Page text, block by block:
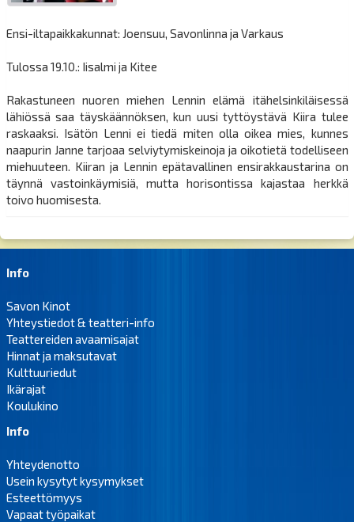
Ensi-iltapaikkakunnat: Joensuu, Savonlinna ja Varkaus
Tulossa 19.10.: Iisalmi ja Kitee
Rakastuneen nuoren miehen Lennin elämä itähelsinkiläisessä
lähiössä saa täyskäännöksen, kun uusi tyttöystävä Kiira tulee
raskaaksi. Isätön Lenni ei tiedä miten olla oikea mies, kunnes
naapurin Janne tarjoaa selviytymiskeinoja ja oikotietä todelliseen
miehuuteen. Kiiran ja Lennin epätavallinen ensirakkaustarina on
täynnä vastoinkäymisiä, mutta horisontissa kajastaa herkkä
toivo huomisesta.
Info
Savon Kinot
Yhteystiedot & teatteri-info
Teattereiden avaamisajat
Hinnat ja maksutavat
Kulttuuriedut
Ikärajat
Koulukino
Info
Yhteydenotto
Usein kysytyt kysymykset
Esteettömyys
Vapaat työpaikat